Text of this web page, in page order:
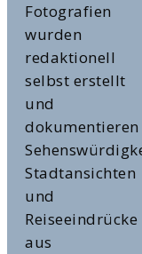
Fotografien
wurden
redaktionell
selbst erstellt
und
dokumentieren
Stadtansichten
und
Reiseeindrücke
aus